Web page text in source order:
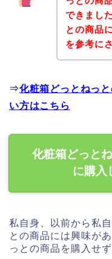
できまし
との商品
を参考に
⇒化粧箱どっとねっ
い方はこちら
化粧箱どっと
に購入
私自身、以前から私
との商品には興味が
っとの商品を購入せ